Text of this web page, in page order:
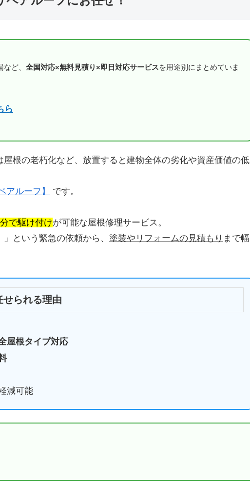
ど、 全国対応×無料見積り×即日対応サービスを用途別にまとめていま
ら
屋根の老朽化など、放置すると建物全体の劣化や資産価値の低
アルーフ】 です。
で駆け付けが可能な屋根修理サービス。
という緊急の依頼から、 塗装やリフォームの見積もり まで幅
せられる理由
屋根タイプ対応
減可能